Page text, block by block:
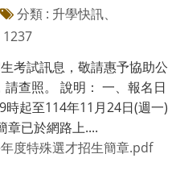
分類 : 升學快訊、
1237
考試訊息，敬請惠予協助公
查照。 說明： 一、報名日
起至114年11月24日(週一)
章已於網路上....
度特殊選才招生簡章.pdf